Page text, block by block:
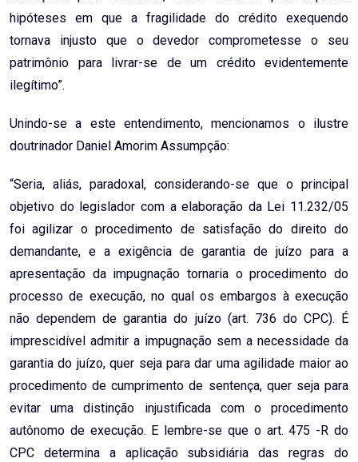
hipóteses em que a fragilidade do crédito exequendo
tornava injusto que o devedor comprometesse o seu
patrimônio para livrar-se de um crédito evidentemente
ilegítimo”.
Unindo-se a este entendimento, mencionamos o ilustre
doutrinador Daniel Amorim Assumpção:
“Seria, aliás, paradoxal, considerando-se que o principal
objetivo do legislador com a elaboração da Lei 11.232/05
foi agilizar o procedimento de satisfação do direito do
demandante, e a exigência de garantia de juízo para a
apresentação da impugnação tornaria o procedimento do
processo de execução, no qual os embargos à execução
não dependem de garantia do juízo (art. 736 do CPC). É
imprescidível admitir a impugnação sem a necessidade da
garantia do juízo, quer seja para dar uma agilidade maior ao
procedimento de cumprimento de sentença, quer seja para
evitar uma distinção injustificada com o procedimento
autônomo de execução. E lembre-se que o art. 475 -R do
CPC determina a aplicação subsidiária das regras do